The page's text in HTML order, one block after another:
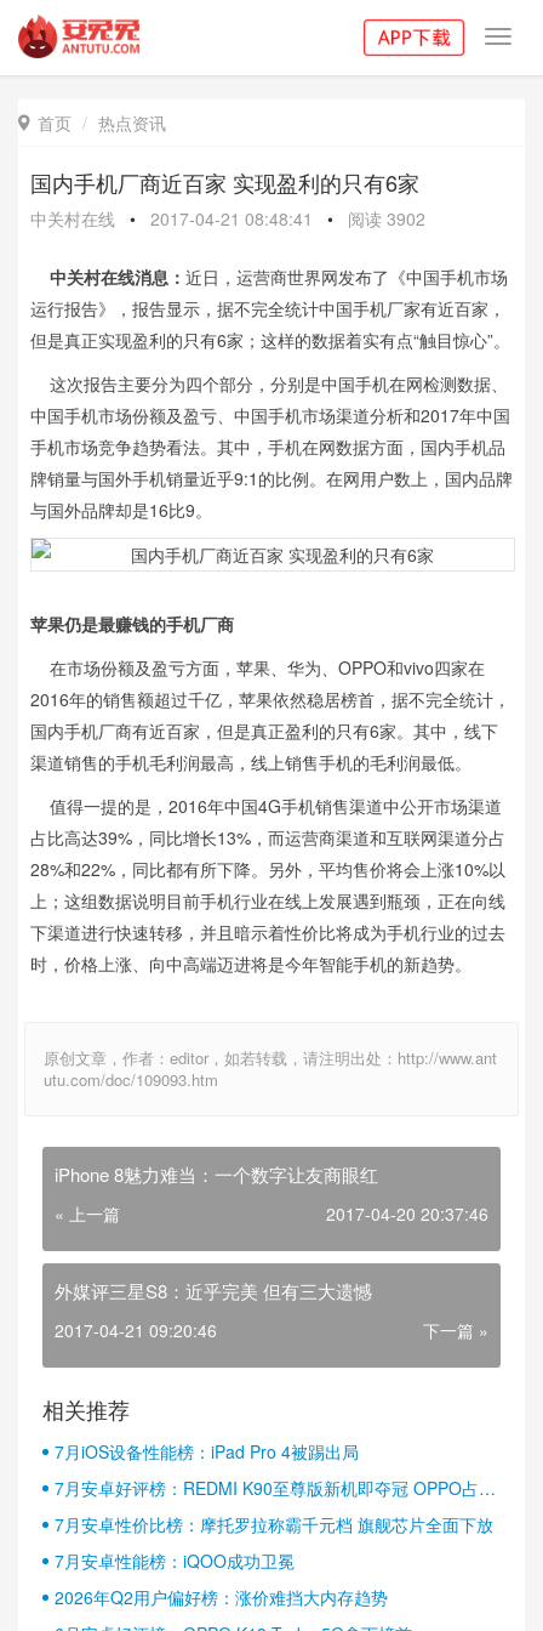
 首页 热点资讯
国内手机厂商近百家 实现盈利的只有6家
中关村在线 • 2017-04-21 08:48:41 • 阅读 3902
中关村在线消息： 近日，运营商世界网发布了《中国手机市场
运行报告》，报告显示，据不完全统计中国手机厂家有近百家，
但是真正实现盈利的只有6家；这样的数据着实有点“触目惊心”。
这次报告主要分为四个部分，分别是中国手机在网检测数据、
中国手机市场份额及盈亏、中国手机市场渠道分析和2017年中国
手机市场竞争趋势看法。其中，手机在网数据方面，国内手机品
牌销量与国外手机销量近乎9:1的比例。在网用户数上，国内品牌
与国外品牌却是16比9。
苹果仍是最赚钱的手机厂商
在市场份额及盈亏方面，苹果、华为、OPPO和vivo四家在
2016年的销售额超过千亿，苹果依然稳居榜首，据不完全统计，
国内手机厂商有近百家，但是真正盈利的只有6家。其中，线下
渠道销售的手机毛利润最高，线上销售手机的毛利润最低。
值得一提的是，2016年中国4G手机销售渠道中公开市场渠道
占比高达39%，同比增长13%，而运营商渠道和互联网渠道分占
28%和22%，同比都有所下降。另外，平均售价将会上涨10%以
上；这组数据说明目前手机行业在线上发展遇到瓶颈，正在向线
下渠道进行快速转移，并且暗示着性价比将成为手机行业的过去
时，价格上涨、向中高端迈进将是今年智能手机的新趋势。
原创文章，作者：editor，如若转载，请注明出处：http://www.ant
utu.com/doc/109093.htm
iPhone 8魅力难当：一个数字让友商眼红
« 上一篇 2017-04-20 20:37:46
外媒评三星S8：近乎完美 但有三大遗憾
2017-04-21 09:20:46 下一篇 »
相关推荐
7月iOS设备性能榜：iPad Pro 4被踢出局
7月安卓好评榜：REDMI K90至尊版新机即夺冠 OPPO占据
半壁江山
7月安卓性价比榜：摩托罗拉称霸千元档 旗舰芯片全面下放
7月安卓性能榜：iQOO成功卫冕
2026年Q2用户偏好榜：涨价难挡大内存趋势